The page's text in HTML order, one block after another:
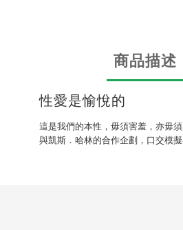
商品描述
性愛是愉悅的
這是我們的本性，毋須害羞，亦毋
與凱斯．哈林的合作企劃，口交模擬